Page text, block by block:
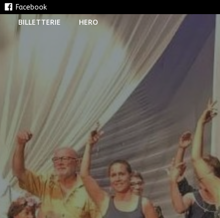
Facebook
BILLETTERIE HERO